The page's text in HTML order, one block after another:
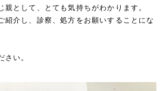
として、とても気持ちがわかります。
紹介し、診察、処方をお願いすることにな
さい。